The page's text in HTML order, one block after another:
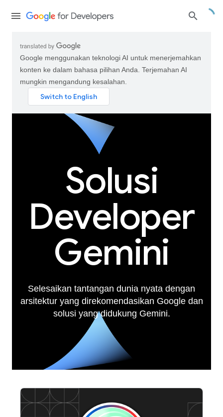
Google menggunakan teknologi AI untuk menerjemahkan
konten ke dalam bahasa pilihan Anda. Terjemahan AI
mungkin mengandung kesalahan.
Solusi
Developer
Gemini
Selesaikan tantangan dunia nyata dengan
arsitektur yang direkomendasikan Google dan
solusi yang didukung Gemini.